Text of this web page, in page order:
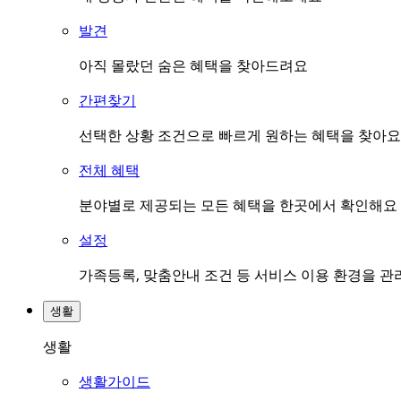
발견
아직 몰랐던 숨은 혜택을 찾아드려요
간편찾기
선택한 상황 조건으로 빠르게 원하는 혜택을 찾아요
전체 혜택
분야별로 제공되는 모든 혜택을 한곳에서 확인해요
설정
가족등록, 맞춤안내 조건 등 서비스 이용 환경을 관
생활
생활
생활가이드